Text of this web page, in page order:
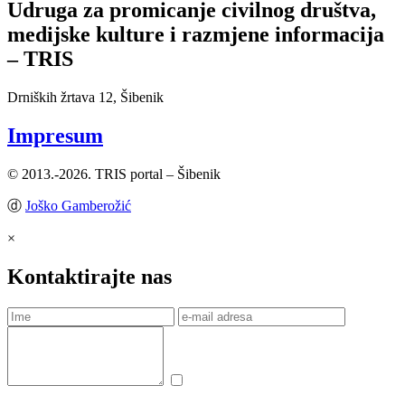
Udruga za promicanje civilnog društva,
medijske kulture i razmjene informacija
– TRIS
Drniških žrtava 12, Šibenik
Impresum
© 2013.-2026. TRIS portal – Šibenik
ⓓ Joško Gamberožić
×
Kontaktirajte nas